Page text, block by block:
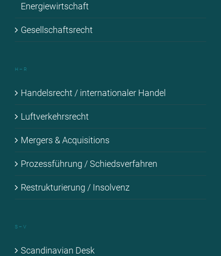
En­er­gie­wirt­schaft
Ge­sell­schafts­recht
H – R
Han­dels­recht / in­ter­na­tio­na­ler Han­del
Luft­ver­kehrs­recht
Mer­gers & Ac­qui­si­ti­ons
Pro­zess­füh­rung / Schieds­ver­fah­ren
Re­struk­tu­rie­rung / In­sol­venz
S – V
Scan­di­na­vi­an Desk